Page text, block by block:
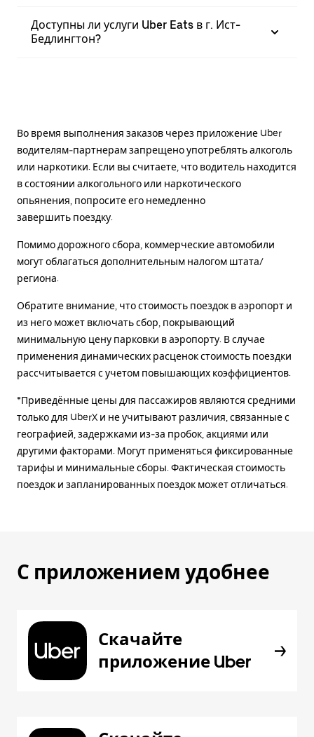
Доступны ли услуги Uber Eats в г. Ист-
Бедлингтон?
Во время выполнения заказов через приложение Uber
водителям-партнерам запрещено употреблять алкоголь
или наркотики. Если вы считаете, что водитель находится
в состоянии алкогольного или наркотического
опьянения, попросите его немедленно
завершить поездку.
Помимо дорожного сбора, коммерческие автомобили
могут облагаться дополнительным налогом штата/
региона.
Обратите внимание, что стоимость поездок в аэропорт и
из него может включать сбор, покрывающий
минимальную цену парковки в аэропорту. В случае
применения динамических расценок стоимость поездки
рассчитывается с учетом повышающих коэффициентов.
*Приведённые цены для пассажиров являются средними
только для UberX и не учитывают различия, связанные с
географией, задержками из-за пробок, акциями или
другими факторами. Могут применяться фиксированные
тарифы и минимальные сборы. Фактическая стоимость
поездок и запланированных поездок может отличаться.
С приложением удобнее
Скачайте
приложение Uber